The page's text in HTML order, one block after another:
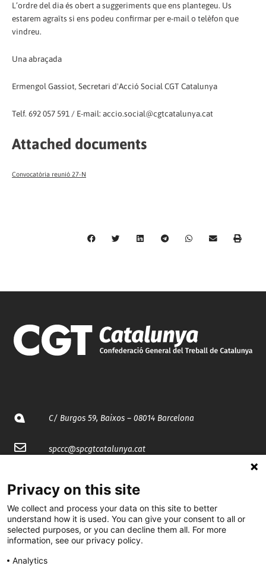
L’ordre del dia és obert a suggeriments que ens plantegeu. Us
estarem agraïts si ens podeu confirmar per e-mail o telèfon que
vindreu.
Una abraçada
Ermengol Gassiot, Secretari d'Acció Social CGT Catalunya
Telf. 692 057 591 / E-mail: accio.social@cgtcatalunya.cat
Attached documents
Convocatòria reunió 27-N
C/ Burgos 59, Baixos – 08014 Barcelona
spccc@spcgtcatalunya.cat
@CGTCatalunya
cgtcatalunya
CGTCatalunya
Privacy on this site
We collect and process your data on this site to better
understand how it is used. You can give your consent to all or
selected purposes, or you can decline them all. For more
information, see our privacy policy.
Analytics